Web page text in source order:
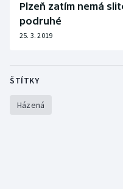
Plzeň zatím nemá
podruhé
25. 3. 2019
ŠTÍTKY
Házená